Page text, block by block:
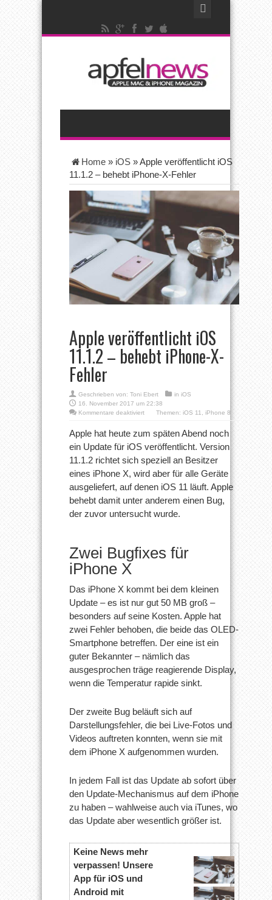
Home » iOS »Apple veröffentlicht iOS
11.1.2 – behebt iPhone-X-Fehler
Apple veröffentlicht iOS
11.1.2 – behebt iPhone-X-
Fehler
Geschrieben von: Toni Ebert in iOS
16. November 2017 um 22:38
Kommentare deaktiviertfür
veröffentlicht
iOS
11.1.2
behebt
iPhone-
Fehler
Themen: iOS 11 iPhone 8
Apple hat heute zum späten Abend noch
ein Update für iOS veröffentlicht. Version
11.1.2 richtet sich speziell an Besitzer
eines iPhone X, wird aber für alle Geräte
ausgeliefert, auf denen iOS 11 läuft. Apple
behebt damit unter anderem einen Bug,
der zuvor untersucht wurde.
Zwei Bugfixes für
iPhone X
Das iPhone X kommt bei dem kleinen
Update – es ist nur gut 50 MB groß –
besonders auf seine Kosten. Apple hat
zwei Fehler behoben, die beide das OLED-
Smartphone betreffen. Der eine ist ein
guter Bekannter – nämlich das
ausgesprochen träge reagierende Display,
wenn die Temperatur rapide sinkt.
Der zweite Bug beläuft sich auf
Darstellungsfehler, die bei Live-Fotos und
Videos auftreten konnten, wenn sie mit
dem iPhone X aufgenommen wurden.
In jedem Fall ist das Update ab sofort über
den Update-Mechanismus auf dem iPhone
zu haben – wahlweise auch via iTunes, wo
das Update aber wesentlich größer ist.
Keine News mehr
verpassen! Unsere
App für iOS und
Android mit